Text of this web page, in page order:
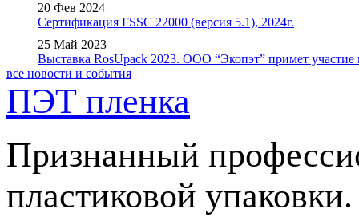
20 Фев 2024
Сертификация FSSC 22000 (версия 5.1), 2024г.
25 Май 2023
Выставка RosUpack 2023. ООО “Экопэт” примет
все новости и события
ПЭТ пленка
Признанный
пластиковой упаковки.